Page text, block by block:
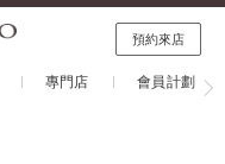
預約來店
專門店 會員計劃